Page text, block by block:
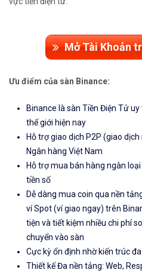
Mở Tài Khoản
Ưu điểm của sàn Binance:
Binance là sàn Tiền Điện Tử
thế giới hiện nay
Hỗ trợ giao dịch P2P (giao
Ngân hàng Việt Nam
Hỗ trợ mua bán hàng ngàn
tiền số
Dễ dàng mua coin qua nền
ví Spot (ví giao ngay) trên
tiện và tiết kiệm nhiều chi phí
chuyển vào sàn
Cực kỳ ổn định nhờ kiến trúc
Thiết kế Đa nền tảng: Web,